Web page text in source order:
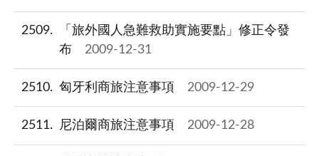
2509
「旅外國人急難救助實施要點」修正令發
布
2009-12-31
2510 匈牙利商旅注意事項 2009-12-29
2511 尼泊爾商旅注意事項 2009-12-28